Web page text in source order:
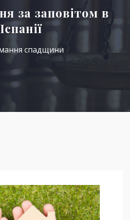
за заповітом в
Іспанії
спадщини